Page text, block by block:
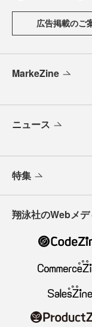
広告掲載のご
MarkeZine
ニュース
特集
翔泳社のWebメ